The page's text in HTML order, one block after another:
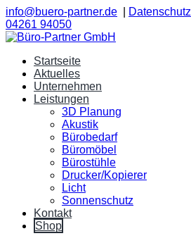
info@buero-partner.de Datenschutz
04261 94050
Startseite
Aktuelles
Unternehmen
Leistungen
3D Planung
Akustik
Bürobedarf
Büromöbel
Bürostühle
Drucker/Kopierer
Licht
Sonnenschutz
Kontakt
Shop